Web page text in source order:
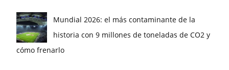
Mundial 2026: el más contaminante de la
historia con 9 millones de toneladas de CO2 y
cómo frenarlo